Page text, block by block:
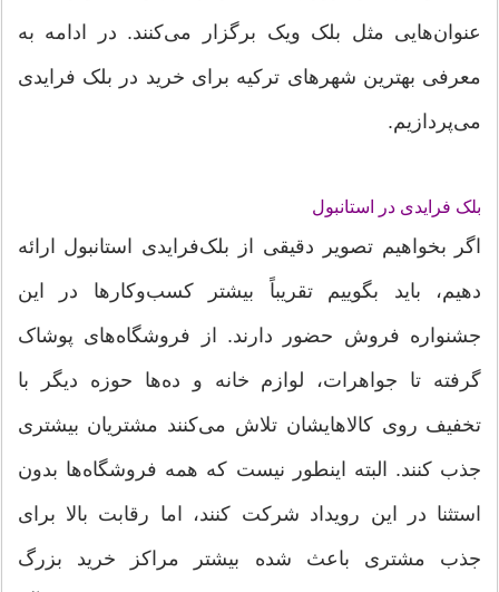
عنوان‌هایی مثل بلک ویک برگزار می‌کنند. در ادامه به
معرفی بهترین شهرهای ترکیه برای خرید در بلک فرایدی
می‌پردازیم.
بلک فرایدی در استانبول
اگر بخواهیم تصویر دقیقی از بلک‌فرایدی استانبول ارائه
دهیم، باید بگوییم تقریباً بیشتر کسب‌وکارها در این
جشنواره فروش حضور دارند. از فروشگاه‌های پوشاک
گرفته تا جواهرات، لوازم خانه و ده‌ها حوزه دیگر با
تخفیف‌ روی کالاهایشان تلاش می‌کنند مشتریان بیشتری
جذب کنند. البته اینطور نیست که همه فروشگاه‌ها بدون
استثنا در این رویداد شرکت کنند، اما رقابت بالا برای
جذب مشتری باعث شده بیشتر مراکز خرید بزرگ